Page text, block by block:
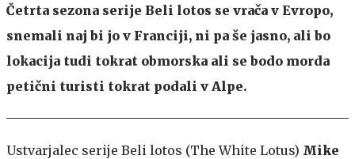
Četrta sezona serije Beli lotos se vrača v Evropo,
snemali naj bi jo v Franciji, ni pa še jasno, ali bo
lokacija tudi tokrat obmorska ali se bodo morda
petični turisti tokrat podali v Alpe.
Ustvarjalec serije Beli lotos (The White Lotus) Mike